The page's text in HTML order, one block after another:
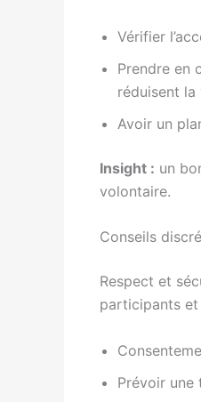
Vérifier
Prendre en
réduisent la
Avoir un
Insight : un
volontaire.
Conseils
Respect et
participants et
Prévoir